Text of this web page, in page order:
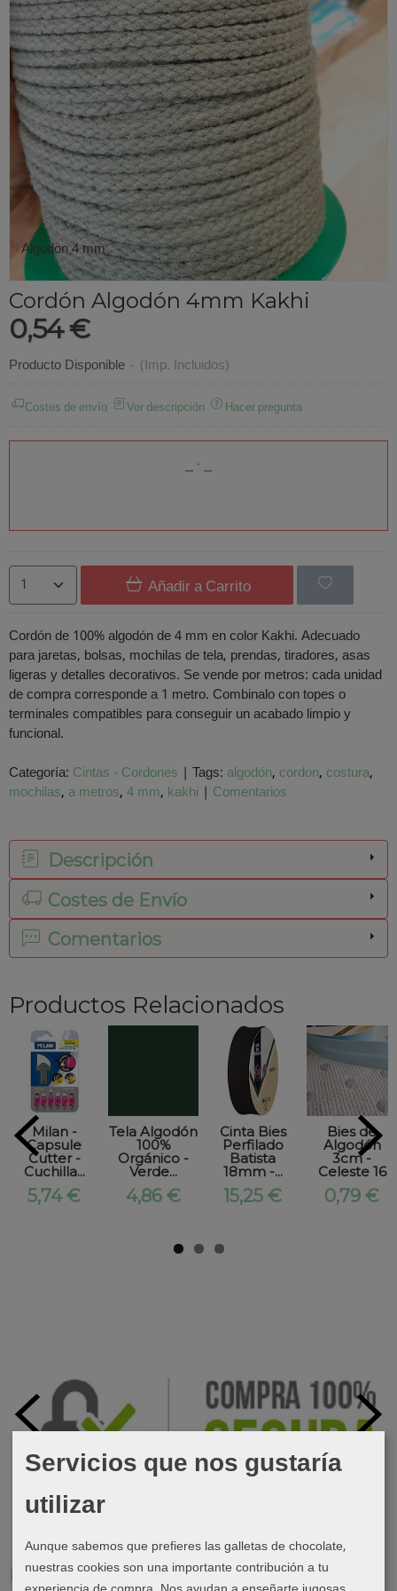
Marcas
Algodon 4 mm
Cordón Algodón 4mm Kakhi
0,54 €
Producto Disponible - (Imp. Incluidos)
Costes de envío Ver descripción Hacer pregunta
Añadir a Carrito
Cordón de 100% algodón de 4 mm en color Kakhi. Adecuado
para jaretas, bolsas, mochilas de tela, prendas, tiradores, asas
ligeras y detalles decorativos. Se vende por metros: cada unidad
de compra corresponde a 1 metro. Combinalo con topes o
terminales compatibles para conseguir un acabado limpio y
funcional.
Categoría: Cintas - Cordones | Tags: algodón cordon costura
mochilas a metros 4 mm kakhi | Comentarios
Descripción
Costes de Envío
Comentarios
Productos Relacionados
Milan -
Capsule
Cutter -
Cuchilla...
5,74 €
Tela Algodón
100%
Orgánico -
Verde...
4,86 €
Cinta Bies
Perfilado
Batista
18mm -...
15,25 €
Bies de
Algodón
3cm -
Celeste 16
0,79 €
Servicios que nos gustaría
utilizar
Aunque sabemos que prefieres las galletas de chocolate,
nuestras cookies son una importante contribución a tu